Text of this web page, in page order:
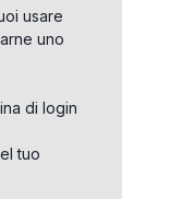
usare
uno
di login
tuo